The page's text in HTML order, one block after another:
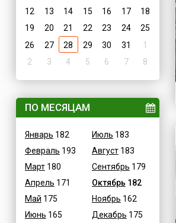
12
13 14 15 16 17
18
19
20 21 22 23 24
25
26
27 28 29 30 31
1
2
3 4 5 6 7 8
ПО МЕСЯЦАМ
Январь 182
Февраль 193
Март180
Апрель 171
Май 175
Июнь 165
Июль 183
Август183
Сентябрь 179
Октябрь 182
Ноябрь 162
Декабрь 175